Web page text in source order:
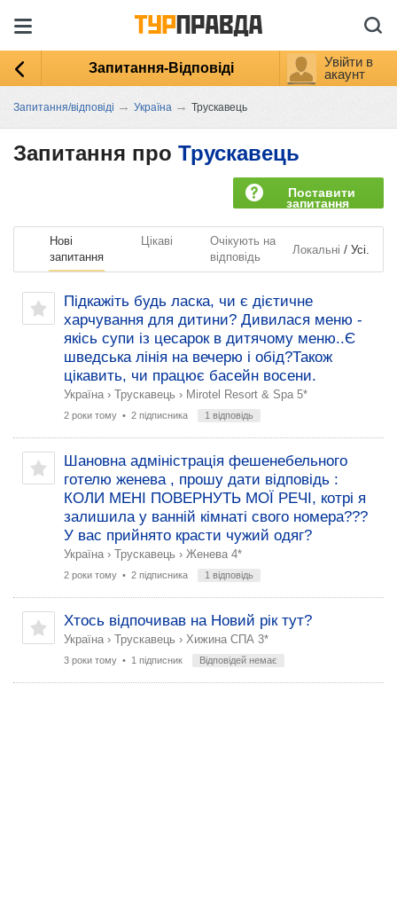
Запитання-Відповіді
Увійти в
акаунт
Запитання/відповіді → Україна → Трускавець
Запитання про Трускавець
Поставити
запитання
Нові
запитання
Цікаві
Очікують на
відповідь
Локальні / Усі.
Підкажіть будь ласка, чи є дієтичне
харчування для дитини? Дивилася меню -
якісь супи із цесарок в дитячому меню..Є
шведська лінія на вечерю і обід?Також
цікавить, чи працює басейн восени.
Україна › Трускавець › Mirotel Resort & Spa 5*
2 роки тому • 2 підписника 1 відповідь
Шановна адміністрація фешенебельного
готелю женева , прошу дати відповідь :
КОЛИ МЕНІ ПОВЕРНУТЬ МОЇ РЕЧІ, котрі я
залишила у ванній кімнаті свого номера???
У вас прийнято красти чужий одяг?
Україна › Трускавець › Женева 4*
2 роки тому • 2 підписника 1 відповідь
Хтось відпочивав на Новий рік тут?
Україна › Трускавець › Хижина СПА 3*
3 роки тому • 1 підписник Відповідей немає